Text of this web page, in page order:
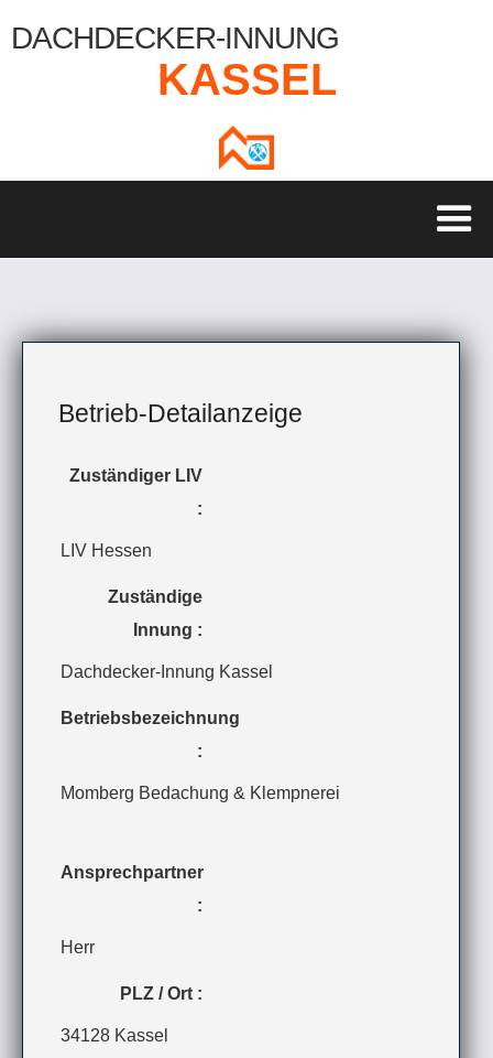
DACHDECKER-INNUNG
KASSEL
Betrieb-Detailanzeige
Zuständiger LIV
:
LIV Hessen
Zuständige
Innung :
Dachdecker-Innung Kassel
Betriebsbezeichnung
:
Momberg Bedachung & Klempnerei
Ansprechpartner
:
Herr
PLZ / Ort :
34128 Kassel